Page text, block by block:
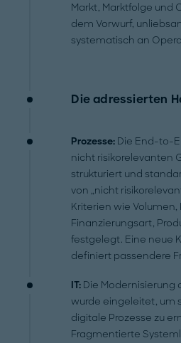
Markt, Marktfolge und
dem Vorwurf,
systematisch an
Die adressierten
Prozesse: Die End-to-
nicht risikorelevanten
strukturiert und
von „nicht
Kriterien wie Volumen,
Finanzierungsart,
festgelegt. Eine neue
definiert passendere
IT: Die Modernisierung
wurde eingeleitet, um
digitale Prozesse zu
Fragmentierte